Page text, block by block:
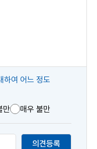
하여 어느 정도
만 매우 불만
의견등록